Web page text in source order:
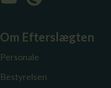
Om Efterslægten
Personale
Bestyrelsen